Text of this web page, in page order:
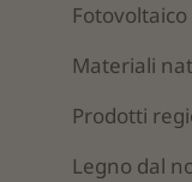
Materiali
Prodotti
Legno dal